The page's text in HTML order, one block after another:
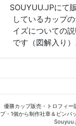
SOUYUU.JPにて
しているカップ
イズについての
です（図解入り）
優勝カップ販売・トロフィ
プ・1個から制作社章＆ピンバ